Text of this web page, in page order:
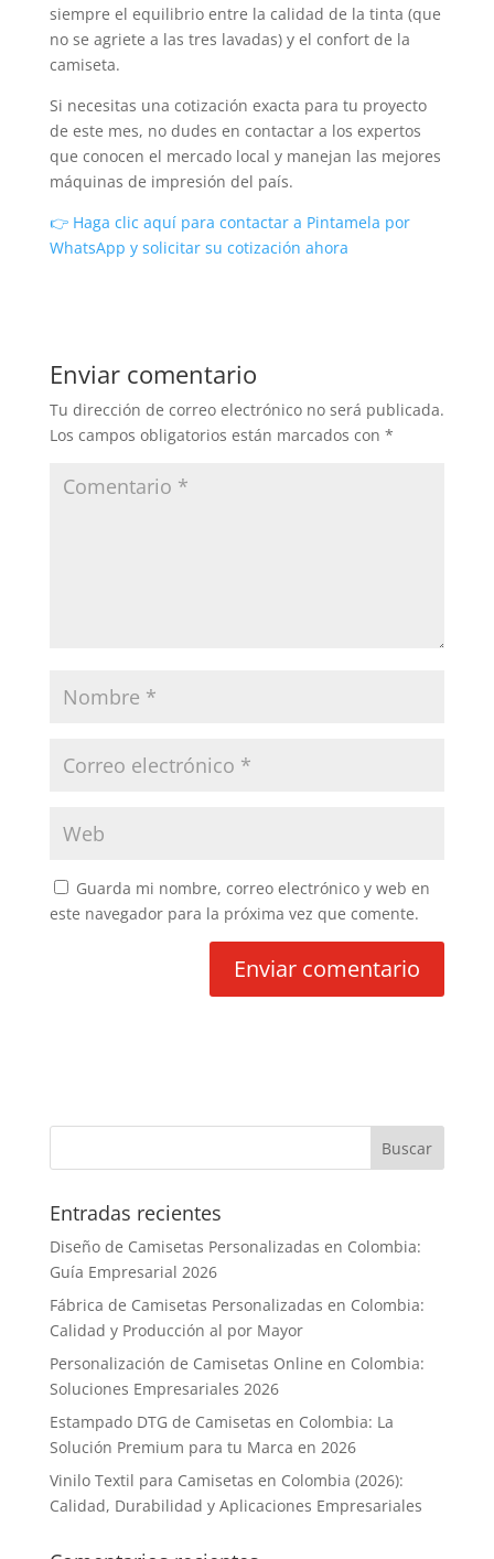
siempre el equilibrio entre la calidad de la tinta (que
no se agriete a las tres lavadas) y el confort de la
camiseta.
Si necesitas una cotización exacta para tu proyecto
de este mes, no dudes en contactar a los expertos
que conocen el mercado local y manejan las mejores
máquinas de impresión del país.
👉 Haga clic aquí para contactar a Pintamela por
WhatsApp y solicitar su cotización ahora
Enviar comentario
Tu dirección de correo electrónico no será publicada.
Los campos obligatorios están marcados con *
Guarda mi nombre, correo electrónico y web en
este navegador para la próxima vez que comente.
Entradas recientes
Diseño de Camisetas Personalizadas en Colombia:
Guía Empresarial 2026
Fábrica de Camisetas Personalizadas en Colombia:
Calidad y Producción al por Mayor
Personalización de Camisetas Online en Colombia:
Soluciones Empresariales 2026
Estampado DTG de Camisetas en Colombia: La
Solución Premium para tu Marca en 2026
Vinilo Textil para Camisetas en Colombia (2026):
Calidad, Durabilidad y Aplicaciones Empresariales